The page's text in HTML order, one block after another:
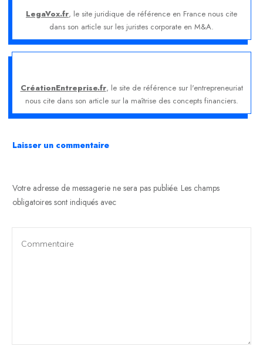
LegaVox.fr, le site juridique de référence en France nous cite
dans son article sur les juristes corporate en M&A.
CréationEntreprise.fr, le site de référence sur l'entrepreneuriat
nous cite dans son article sur la maîtrise des concepts financiers.
Laisser un commentaire
Votre adresse de messagerie ne sera pas publiée. Les champs
obligatoires sont indiqués avec